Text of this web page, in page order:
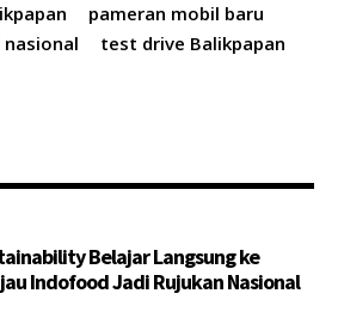
pameran mobil baru
test drive Balikpapan
Belajar Langsung ke
Indofood Jadi Rujukan Nasional